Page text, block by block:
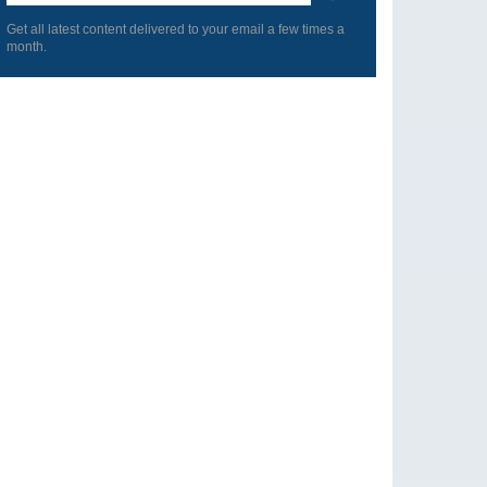
blank
Get all latest content delivered to your email a few times a
month.